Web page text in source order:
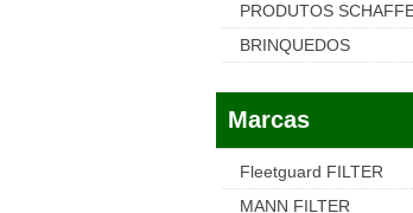
PRODUTOS
BRINQUEDOS
Marcas
Fleetguard FILTER
MANN FILTER